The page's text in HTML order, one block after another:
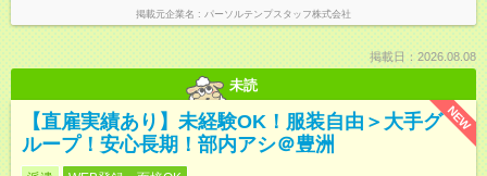
掲載元企業名 パーソルテンプスタッフ株式会社
掲載日：2026.08.08
未読
NEW
【直雇実績あり】未経験OK！服装自由＞大手グ
ループ！安心長期！部内アシ＠豊洲